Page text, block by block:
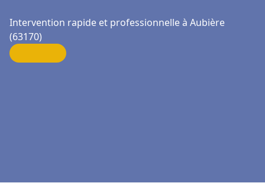
Intervention rapide et professionnelle à Aubière
(63170)